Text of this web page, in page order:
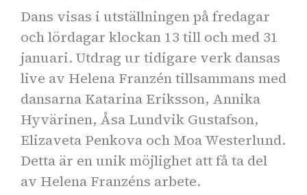
Dans visas i utställningen på fredagar
och lördagar klockan 13 till och med 31
januari. Utdrag ur tidigare verk dansas
live av Helena Franzén tillsammans med
dansarna Katarina Eriksson, Annika
Hyvärinen, Åsa Lundvik Gustafson,
Elizaveta Penkova och Moa Westerlund.
Detta är en unik möjlighet att få ta del
av Helena Franzéns arbete.